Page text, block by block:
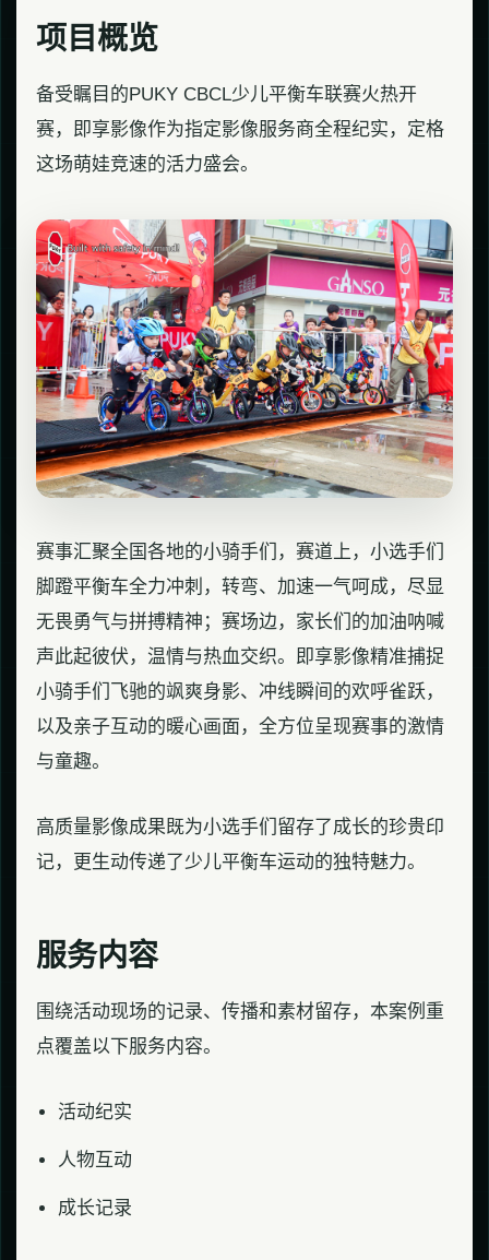
项目概览
备受瞩目的PUKY CBCL少儿平衡车联赛火热开
赛，即享影像作为指定影像服务商全程纪实，定格
这场萌娃竞速的活力盛会。
赛事汇聚全国各地的小骑手们，赛道上，小选手们
脚蹬平衡车全力冲刺，转弯、加速一气呵成，尽显
无畏勇气与拼搏精神；赛场边，家长们的加油呐喊
声此起彼伏，温情与热血交织。即享影像精准捕捉
小骑手们飞驰的飒爽身影、冲线瞬间的欢呼雀跃，
以及亲子互动的暖心画面，全方位呈现赛事的激情
与童趣。
高质量影像成果既为小选手们留存了成长的珍贵印
记，更生动传递了少儿平衡车运动的独特魅力。
服务内容
围绕活动现场的记录、传播和素材留存，本案例重
点覆盖以下服务内容。
活动纪实
人物互动
成长记录